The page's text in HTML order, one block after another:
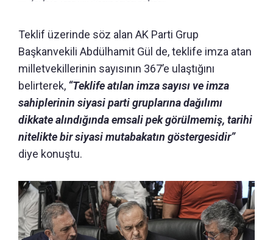
Teklif üzerinde söz alan AK Parti Grup
Başkanvekili Abdülhamit Gül de, teklife imza atan
milletvekillerinin sayısının 367’e ulaştığını
belirterek, “Teklife atılan imza sayısı ve imza
sahiplerinin siyasi parti gruplarına dağılımı
dikkate alındığında emsali pek görülmemiş, tarihi
nitelikte bir siyasi mutabakatın göstergesidir”
diye konuştu.